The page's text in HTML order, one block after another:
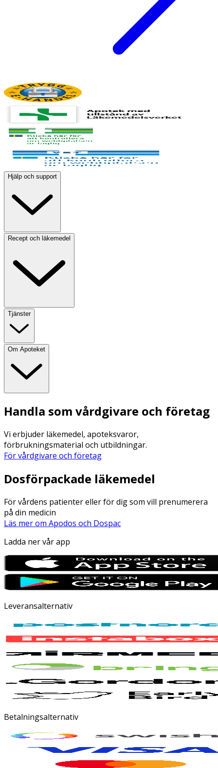
Hjälp och support
Recept och läkemedel
Tjänster
Om Apoteket
Handla som vårdgivare och företag
Vi erbjuder läkemedel, apoteksvaror,
förbrukningsmaterial och utbildningar.
För vårdgivare och företag
Dosförpackade läkemedel
För vårdens patienter eller för dig som vill prenumerera
på din medicin
Läs mer om Apodos och Dospac
Ladda ner vår app
Leveransalternativ
Betalningsalternativ